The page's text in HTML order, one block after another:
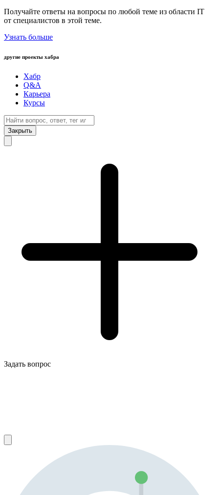
Получайте ответы на вопросы по любой теме из области IT
от специалистов в этой теме.
Узнать больше
другие проекты хабра
Хабр
Q&A
Карьера
Курсы
Закрыть
Задать вопрос